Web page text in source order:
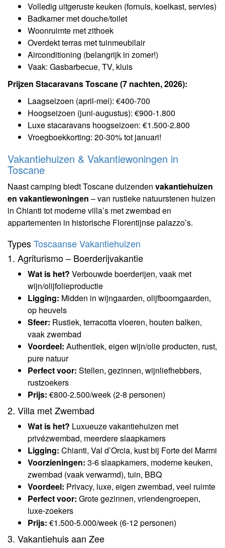
Volledig uitgeruste keuken (fornuis, koelkast, servies)
Badkamer met douche/toilet
Woonruimte met zithoek
Overdekt terras met tuinmeubilair
Airconditioning (belangrijk in zomer!)
Vaak: Gasbarbecue, TV, kluis
Prijzen Stacaravans Toscane (7 nachten, 2026):
Laagseizoen (april-mei): €400-700
Hoogseizoen (juni-augustus): €900-1.800
Luxe stacaravans hoogseizoen: €1.500-2.800
Vroegboekkorting: 20-30% tot januari!
Vakantiehuizen & Vakantiewoningen in
Toscane
Naast camping biedt Toscane duizenden vakantiehuizen
en vakantiewoningen – van rustieke natuurstenen huizen
in Chianti tot moderne villa’s met zwembad en
appartementen in historische Florentijnse palazzo’s.
TypesToscaanse Vakantiehuizen
1. Agriturismo – Boerderijvakantie
Wat is het? Verbouwde boerderijen, vaak met
wijn/olijfolieproductie
Ligging: Midden in wijngaarden, olijfboomgaarden,
op heuvels
Sfeer: Rustiek, terracotta vloeren, houten balken,
vaak zwembad
Voordeel: Authentiek, eigen wijn/olie producten, rust,
pure natuur
Perfect voor: Stellen, gezinnen, wijnliefhebbers,
rustzoekers
Prijs: €800-2.500/week (2-8 personen)
2. Villa met Zwembad
Wat is het? Luxueuze vakantiehuizen met
privézwembad, meerdere slaapkamers
Ligging: Chianti, Val d’Orcia, kust bij Forte dei Marmi
Voorzieningen: 3-6 slaapkamers, moderne keuken,
zwembad (vaak verwarmd), tuin, BBQ
Voordeel: Privacy, luxe, eigen zwembad, veel ruimte
Perfect voor: Grote gezinnen, vriendengroepen,
luxe-zoekers
Prijs: €1.500-5.000/week (6-12 personen)
3. Vakantiehuis aan Zee